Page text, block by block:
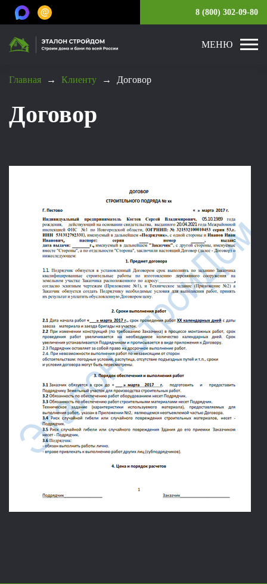
8 (800) 302-09-80
МЕНЮ
Главная → Клиенту → Договор
Договор